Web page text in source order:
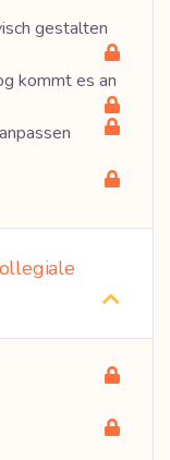
gestalten
kommt es an